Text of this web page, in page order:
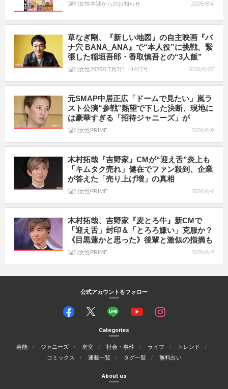
週刊女性本誌からのお知らせ 2026/8/4
草なぎ剛、『新しい地図』の自主映画『バ
ナ穴 BANA_ANA』で“本人役”に挑戦、緊
張した稲垣吾郎・香取慎吾との“3人飯”
週刊女性2026年7月7日・14日号 2026/6/27
元SMAP中居正広「ドームで見たい」嵐ラ
スト公演“参戦”熱望で下した決断、現地に
は豪華すぎる「招待ジャニーズ」が
週刊女性PRIME 2026/6/9
木村拓哉『吉野家』CMが“迎え舌”炎上も
「キムタク売れ」健在でファン殺到、企業
が答えた「売り上げ増」の真相
週刊女性PRIME 2026/6/4
木村拓哉、吉野家『麦とろ牛』新CMで
「迎え舌」封印＆「とろろ嫌い」克服か？
《目黒蓮かと思った》後輩と激似の指摘も
週刊女性PRIME 2026/6/3
公式アカウントをフォロー
Categories
芸能 ジャニーズ 皇室 社会・事件 ライフ
トレンド
コミックス
連載一覧 タグ一覧 無料占い
About us